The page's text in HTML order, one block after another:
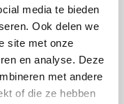
media te bieden
Ook delen we
site met onze
en analyse. Deze
met andere
of die ze hebben